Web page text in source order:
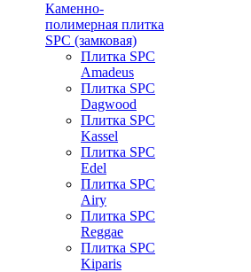
Каменно-
полимерная плитка
SPC (замковая)
Плитка SPC
Amadeus
Плитка SPC
Dagwood
Плитка SPC
Kassel
Плитка SPC
Edel
Плитка SPC
Airy
Плитка SPC
Reggae
Плитка SPC
Kiparis